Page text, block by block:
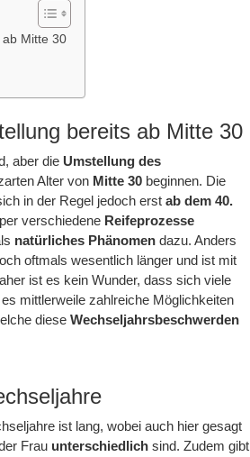
Mitte 30
bereits ab Mitte 30
aber die Umstellung des
Alter von Mitte 30 beginnen. Die
in der Regel jedoch erst ab dem 40.
verschiedene Reifeprozesse
natürliches Phänomen dazu. Anders
oftmals wesentlich länger und ist mit
ist es kein Wunder, dass sich viele
mittlerweile zahlreiche Möglichkeiten
diese Wechseljahrsbeschwerden
ist lang, wobei auch hier gesagt
Frau unterschiedlich sind. Zudem gibt